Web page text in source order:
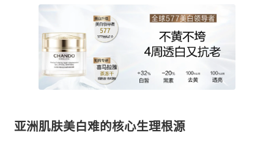
亚洲肌肤美白难的核心生理根源